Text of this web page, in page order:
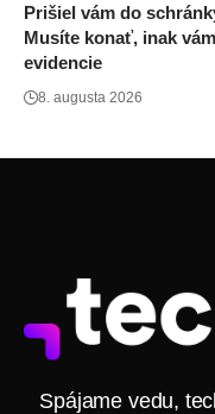
Prišiel vám do
Musíte konať, inak
evidencie
8. augusta 2026
Spájame vedu,